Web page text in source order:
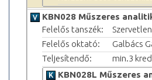
KBN028 Műszeres
Felelős tanszék:
Felelős oktató:
Galbács
Teljesítendő:
min.3
KBN028L Műszeres